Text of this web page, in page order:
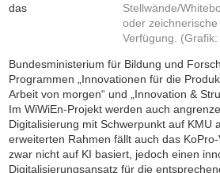
Stellwände/
oder
Verfügung.
das
Bundesministerium für Bildung und
Programmen „Innovationen für die
Arbeit von morgen“ und „Innovation &
Im WiWiEn-Projekt werden auch
Digitalisierung mit Schwerpunkt auf KMU
erweiterten Rahmen fällt auch das
zwar nicht auf KI basiert, jedoch einen
Digitalisierungsansatz für die